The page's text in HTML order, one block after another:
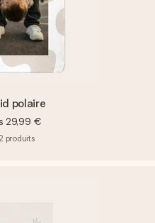
polaire
29,99 €
produits